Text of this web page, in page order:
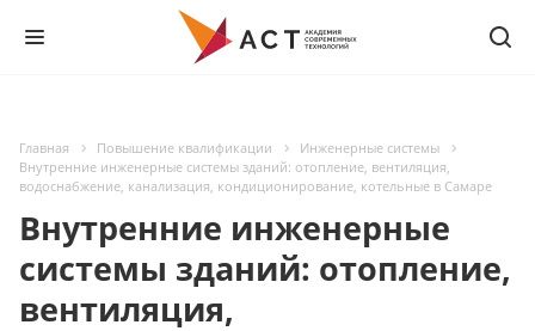
Главная Повышение квалификации
Инженерные системы
Внутренние инженерные системы зданий: отопление, вентиляция,
водоснабжение, канализация, кондиционирование, котельные в Самаре
Внутренние инженерные
системы зданий: отопление,
вентиляция,